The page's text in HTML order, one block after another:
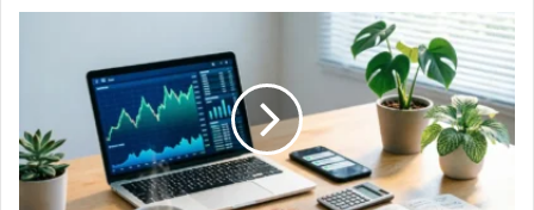
كيفية
كسب
المال
عبر
الإنترنت
وغير
متصل: